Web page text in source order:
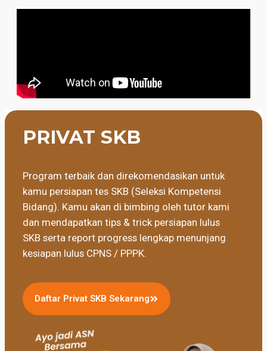
PRIVAT SKB
Program terbaik dan direkomendasikan untuk
kamu persiapan tes SKB (Seleksi Kompetensi
Bidang). Kamu akan di bimbing oleh tutor kami
dan mendapatkan tips & trick persiapan lulus
SKB serta report progress lengkap menunjang
kesiapan lulus CPNS / PPPK.
Daftar Privat SKB Sekarang